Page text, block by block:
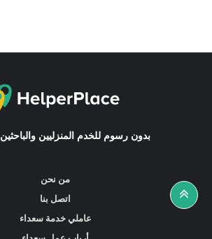
بدون رسوم للخدم المنزليين
من نحن
اتصل بنا
عاملي خدمة سعداء